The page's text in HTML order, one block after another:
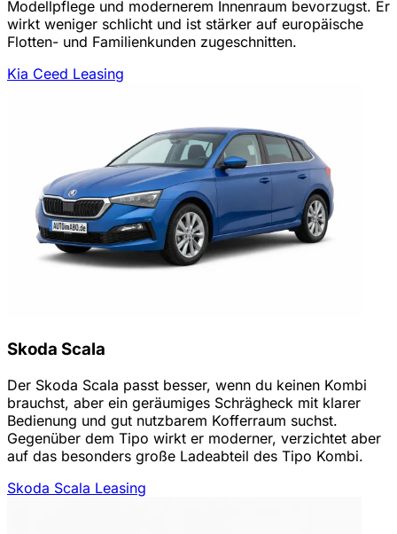
Modellpflege und modernerem Innenraum bevorzugst. Er
wirkt weniger schlicht und ist stärker auf europäische
Flotten- und Familienkunden zugeschnitten.
Kia Ceed Leasing
Skoda Scala
Der Skoda Scala passt besser, wenn du keinen Kombi
brauchst, aber ein geräumiges Schrägheck mit klarer
Bedienung und gut nutzbarem Kofferraum suchst.
Gegenüber dem Tipo wirkt er moderner, verzichtet aber
auf das besonders große Ladeabteil des Tipo Kombi.
Skoda Scala Leasing